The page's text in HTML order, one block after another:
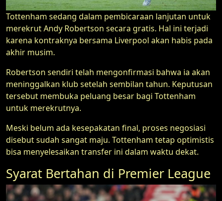
Tottenham sedang dalam pembicaraan lanjutan untuk
merekrut Andy Robertson secara gratis. Hal ini terjadi
karena kontraknya bersama Liverpool akan habis pada
akhir musim.
Robertson sendiri telah mengonfirmasi bahwa ia akan
meninggalkan klub setelah sembilan tahun. Keputusan
tersebut membuka peluang besar bagi Tottenham
untuk merekrutnya.
Meski belum ada kesepakatan final, proses negosiasi
disebut sudah sangat maju. Tottenham tetap optimistis
bisa menyelesaikan transfer ini dalam waktu dekat.
Syarat Bertahan di Premier League